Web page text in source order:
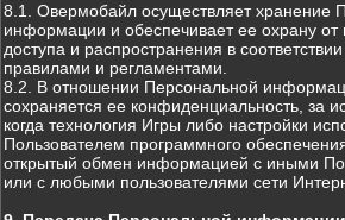
8.1. Овермобайл осуществляет хранение
информации и обеспечивает ее охрану от
доступа и распространения в
правилами и регламентами.
8.2. В отношении Персональной
сохраняется ее конфиденциальность, за
когда технология Игры либо настройки
Пользователем программного
открытый обмен информацией с иными
или с любыми пользователями сети